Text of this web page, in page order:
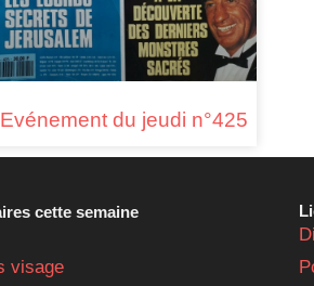
du jeudi n°425
cette semaine
visage